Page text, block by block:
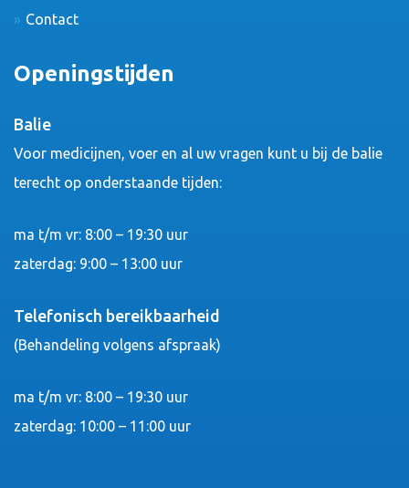
Contact
Openingstijden
Balie
Voor medicijnen, voer en al uw vragen kunt u bij de balie
terecht op onderstaande tijden:
ma t/m vr: 8:00 – 19:30 uur
zaterdag: 9:00 – 13:00 uur
Telefonisch bereikbaarheid
(Behandeling volgens afspraak)
ma t/m vr: 8:00 – 19:30 uur
zaterdag: 10:00 – 11:00 uur